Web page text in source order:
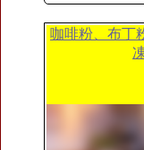
咖啡粉、布丁